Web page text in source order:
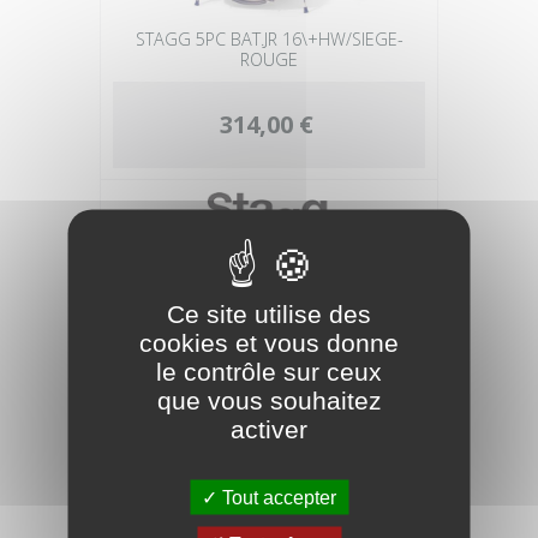
STAGG 5PC BAT.JR 16\+HW/SIEGE-
ROUGE
314,00 €
STAGG GROSSE CAISSE PARADE 22'
Ce site utilise des
cookies et vous donne
le contrôle sur ceux
que vous souhaitez
activer
Tout accepter